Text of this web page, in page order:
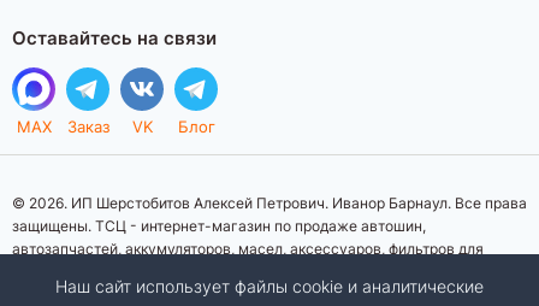
Оставайтесь на связи
MAX Заказ VK Блог
© 2026. ИП Шерстобитов Алексей Петрович. Иванор Барнаул. Все права
защищены. ТСЦ - интернет-магазин по продаже автошин,
автозапчастей, аккумуляторов, масел, аксессуаров, фильтров для
информационный характер. Представленная информация о товарах, их
Наш сайт использует файлы cookie и аналитические